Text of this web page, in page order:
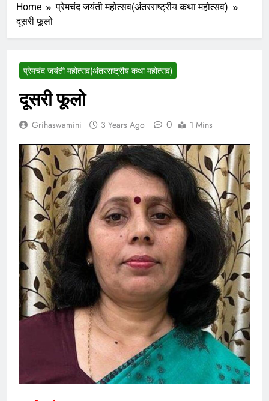
Home
प्रेमचंद जयंती महोत्सव(अंतरराष्ट्रीय कथा महोत्सव)
दूसरी फूलो
प्रेमचंद जयंती महोत्सव(अंतरराष्ट्रीय कथा महोत्सव)
दूसरी फूलो
Grihaswamini 3 Years Ago 0 1 Mins